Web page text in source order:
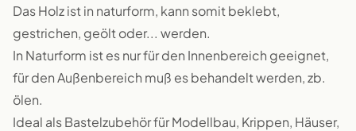
Das Holz ist in naturform, kann somit beklebt,
gestrichen, geölt oder... werden.
In Naturform ist es nur für den Innenbereich geeignet,
für den Außenbereich muß es behandelt werden, zb.
ölen.
Ideal als Bastelzubehör für Modellbau, Krippen, Häuser,